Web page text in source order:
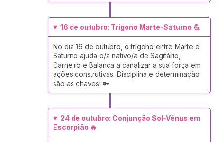
16 de outubro: Trígono Marte-Saturno 💪
No dia 16 de outubro, o trígono entre Marte e
Saturno ajuda o/a nativo/a de Sagitário,
Carneiro e Balança a canalizar a sua força em
ações construtivas. Disciplina e determinação
são as chaves! 🔑
24 de outubro: Conjunção Sol-Vénus em
Escorpião 🔥